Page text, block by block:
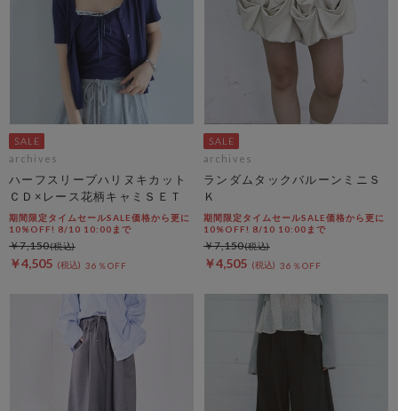
archives
ハーフスリーブハリヌキカット
ＣＤ×レース花柄キャミＳＥＴ
期間限定タイムセールSALE価格から更に
10%OFF! 8/10 10:00まで
￥4,505 36％OFF
￥7,150
archives
ランダムタックバルーンミニＳ
Ｋ
期間限定タイムセールSALE価格から更に
10%OFF! 8/10 10:00まで
￥4,505 36％OFF
￥7,150